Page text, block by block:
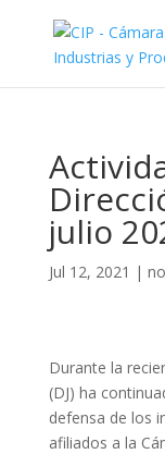
julio
Jul 12, 2021 |
Durante la
(DJ) ha
defensa de los
afiliados a la